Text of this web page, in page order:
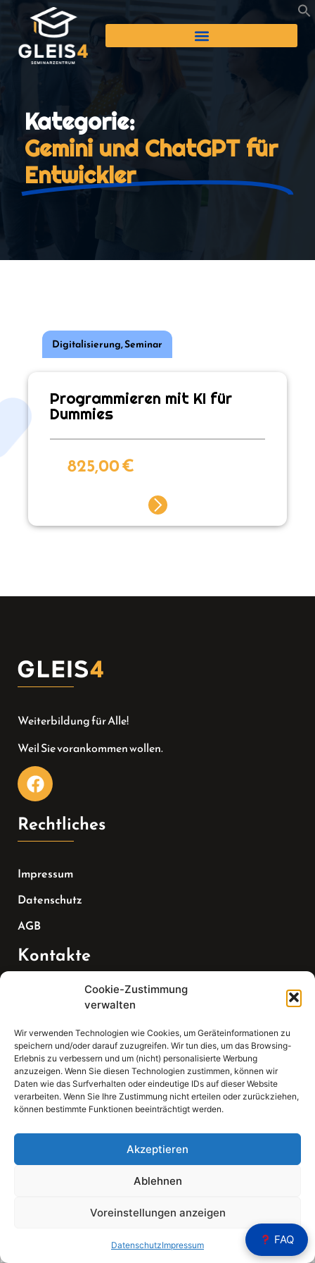
Cookie-Zustimmung
verwalten
Wir verwenden Technologien wie Cookies, um Geräteinformationen zu
speichern und/oder darauf zuzugreifen. Wir tun dies, um das Browsing-
Erlebnis zu verbessern und um (nicht) personalisierte Werbung
anzuzeigen. Wenn Sie diesen Technologien zustimmen, können wir
Daten wie das Surfverhalten oder eindeutige IDs auf dieser Website
verarbeiten. Wenn Sie Ihre Zustimmung nicht erteilen oder zurückziehen,
können bestimmte Funktionen beeinträchtigt werden.
Akzeptieren
Ablehnen
Voreinstellungen anzeigen
DatenschutzImpressum
Kategorie:
Gemini und ChatGPT für
Entwickler
Digitalisierung,Seminar
Programmieren mit KI für
Dummies
825,00€
Weiterbildung für Alle!
Weil Sie vorankommen wollen.
Rechtliches
Impressum
Datenschutz
AGB
Kontakte
07147 270 3349
Email:
sekretariat(at)gleis4-seminarzentrum.com
Adresse:
Bahnhofstraße 21, 74343 Sachsenheim
FAQ
for: